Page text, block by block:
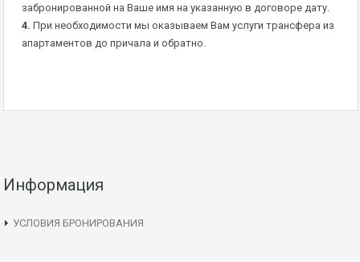
забронированной на Ваше имя на указанную в договоре дату.
4. При необходимости мы оказываем Вам услуги трансфера из
апартаментов до причала и обратно.
Информация
УСЛОВИЯ БРОНИРОВАНИЯ